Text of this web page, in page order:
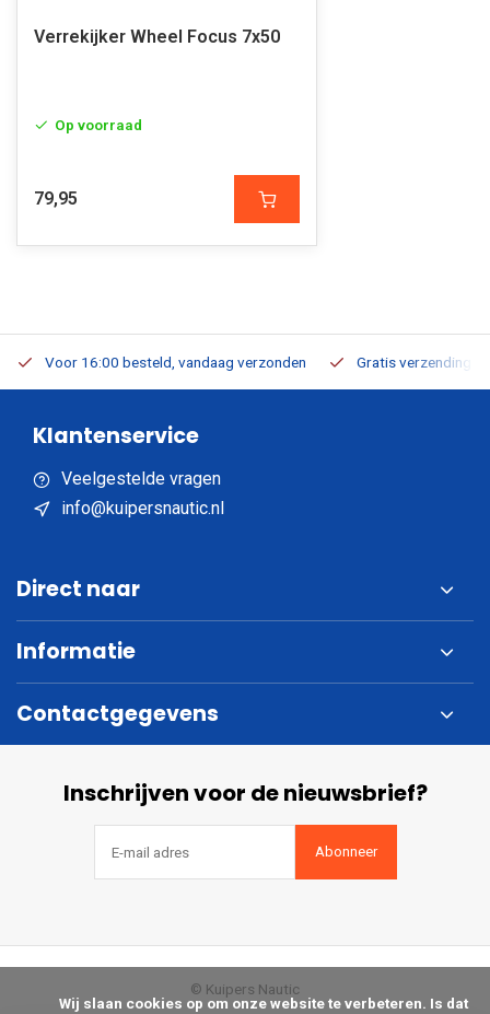
Verrekijker Wheel Focus 7x50
Op voorraad
79,95
Voor 16:00 besteld, vandaag verzonden Gratis verzending
Klantenservice
Veelgestelde vragen
info@kuipersnautic.nl
Direct naar
Informatie
Contactgegevens
Inschrijven voor de nieuwsbrief?
Abonneer
© Kuipers Nautic